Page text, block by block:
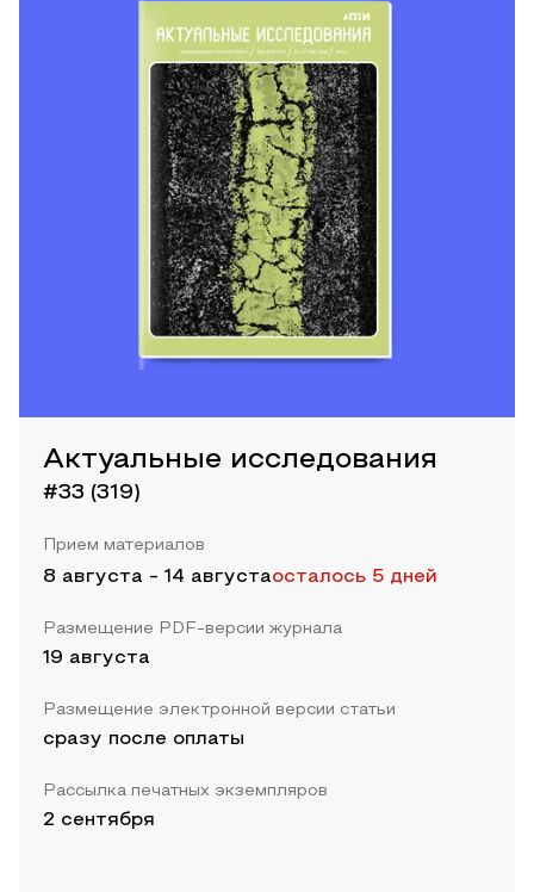
Актуальные исследования
#33 (319)
Прием материалов
8 августа - 14 августаосталось 5 дней
Размещение PDF-версии журнала
19 августа
Размещение электронной версии статьи
сразу после оплаты
Рассылка печатных экземпляров
2 сентября